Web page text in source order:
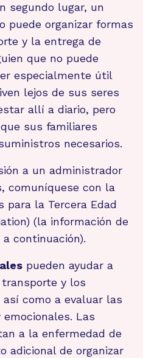
segundo lugar, un
puede organizar formas
y la entrega de
que no puede
especialmente útil
lejos de sus seres
allí a diario, pero
sus familiares
necesarios.
a un administrador
comuníquese con la
para la Tercera Edad
(la información de
continuación).
pueden ayudar a
y los
como a evaluar las
Las
a la enfermedad de
adicional de organizar